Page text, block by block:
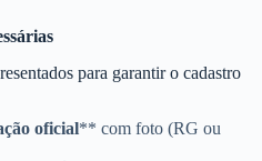
para garantir o cadastro
oficial** com foto (RG ou